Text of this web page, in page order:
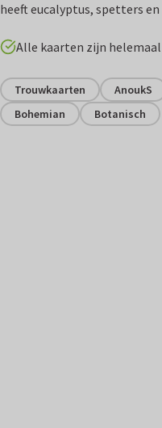
heeft eucalyptus, spetters
Alle kaarten zijn helemaal
Trouwkaarten AnoukS
Bohemian
Botanisch